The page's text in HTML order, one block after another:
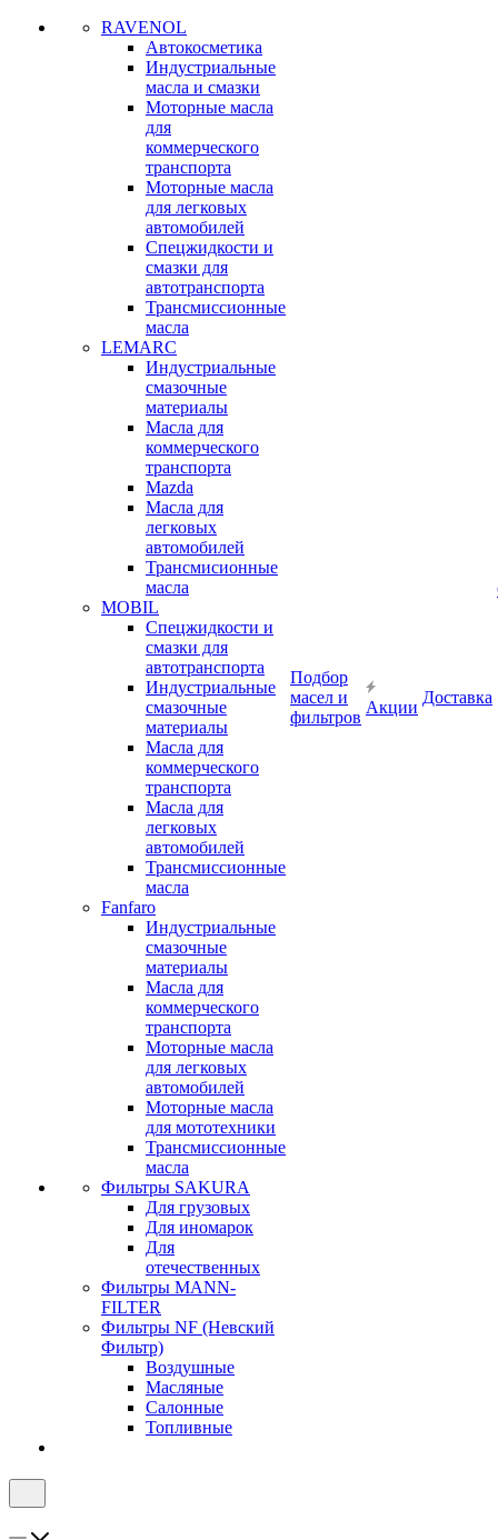
RAVENOL
Автокосметика
Индустриальные
масла и смазки
Моторные масла
для
коммерческого
транспорта
Моторные масла
для легковых
автомобилей
Спецжидкости и
смазки для
автотранспорта
Трансмиссионные
масла
LEMARC
Индустриальные
смазочные
материалы
Масла для
коммерческого
транспорта
Mazda
Масла для
легковых
автомобилей
Трансмисионные
масла
MOBIL
Cпецжидкости и
смазки для
автотранспорта
Индустриальные
смазочные
материалы
Масла для
коммерческого
транспорта
Масла для
легковых
автомобилей
Трансмиссионные
масла
Fanfaro
Индустриальные
смазочные
материалы
Масла для
коммерческого
транспорта
Моторные масла
для легковых
автомобилей
Моторные масла
для мототехники
Трансмиссионные
масла
Фильтры SAKURA
Для грузовых
Для иномарок
Для
отечественных
Фильтры MANN-
FILTER
Фильтры NF (Невский
Фильтр)
Воздушные
Масляные
Салонные
Топливные
Подбор
масел и
фильтров
Акции
Доставка